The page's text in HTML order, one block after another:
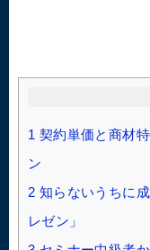
1 契約単価と商材
ン
2 知らないうちに
レゼン」